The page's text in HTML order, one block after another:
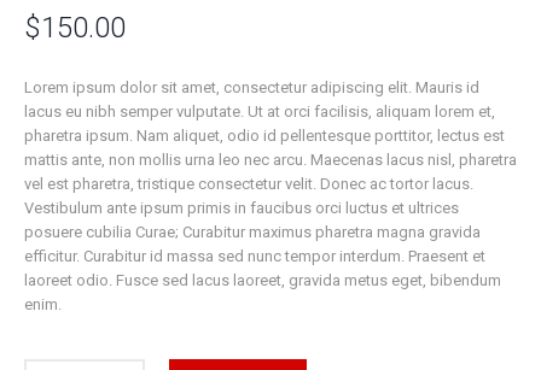
$150.00
Lorem ipsum dolor sit amet, consectetur adipiscing elit. Mauris id
lacus eu nibh semper vulputate. Ut at orci facilisis, aliquam lorem et,
pharetra ipsum. Nam aliquet, odio id pellentesque porttitor, lectus est
mattis ante, non mollis urna leo nec arcu. Maecenas lacus nisl, pharetra
vel est pharetra, tristique consectetur velit. Donec ac tortor lacus.
Vestibulum ante ipsum primis in faucibus orci luctus et ultrices
posuere cubilia Curae; Curabitur maximus pharetra magna gravida
efficitur. Curabitur id massa sed nunc tempor interdum. Praesent et
laoreet odio. Fusce sed lacus laoreet, gravida metus eget, bibendum
enim.